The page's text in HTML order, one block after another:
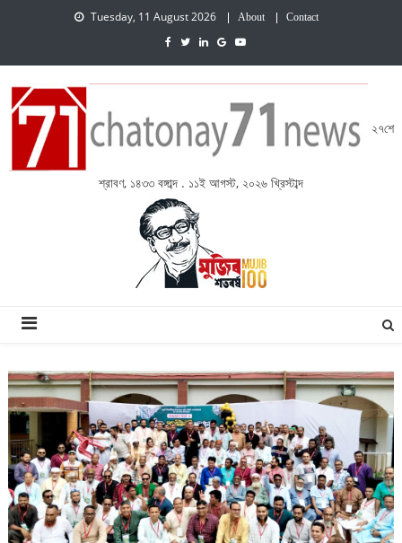
Tuesday, 11 August 2026 About Contact
২৭শে
শ্রাবণ, ১৪৩৩ বঙ্গাব্দ . ১১ই আগস্ট, ২০২৬ খ্রিস্টাব্দ